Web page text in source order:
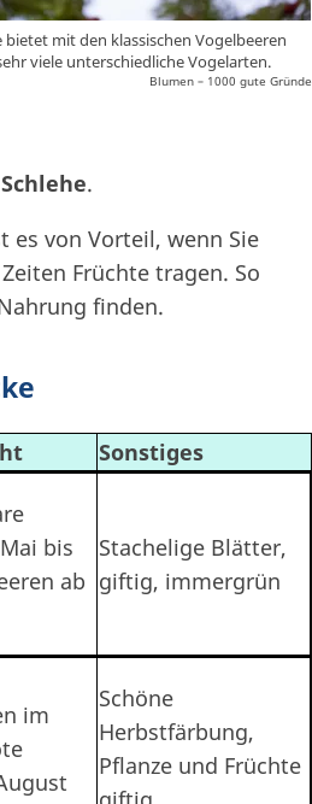
bietet mit den klassischen Vogelbeeren
viele unterschiedliche Vogelarten.
Blumen – 1000 gute Gründe
Schlehe.
es von Vorteil, wenn Sie
Früchte tragen. So
finden.
Sonstiges
bis
ab
Stachelige Blätter,
giftig, immergrün
im
Schöne
Herbstfärbung,
Pflanze und Früchte